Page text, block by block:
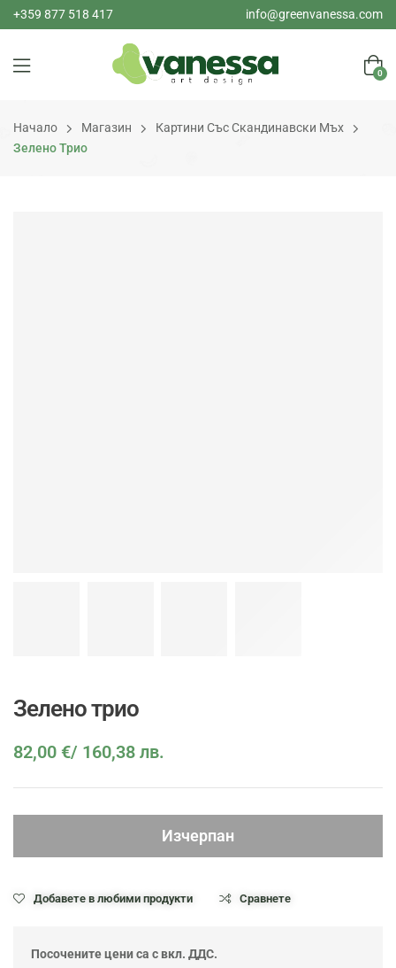
+359 877 518 417 info@greenvanessa.com
0
Начало Магазин
Картини Със Скандинавски Мъх
Зелено Трио
Зелено трио
82,00 €/ 160,38 лв.
Изчерпан
Добавете в любими продукти Сравнете
Посочените цени са с вкл. ДДС.